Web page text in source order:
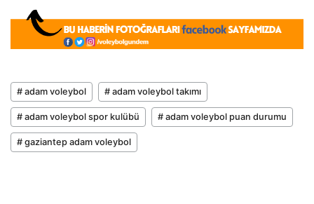
# adam voleybol # adam voleybol takımı
# adam voleybol spor kulübü # adam voleybol puan durumu
# gaziantep adam voleybol